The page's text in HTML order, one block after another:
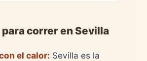
correr en Sevilla
el calor: Sevilla es la